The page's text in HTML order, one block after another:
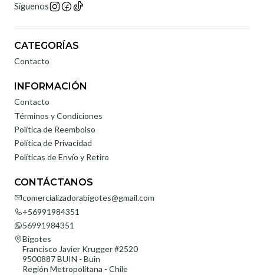
Síguenos
CATEGORÍAS
Contacto
INFORMACIÓN
Contacto
Términos y Condiciones
Política de Reembolso
Política de Privacidad
Políticas de Envío y Retiro
CONTÁCTANOS
comercializadorabigotes@gmail.com
+56991984351
56991984351
Bigotes
Francisco Javier Krugger #2520
9500887 BUIN - Buin
Región Metropolitana - Chile